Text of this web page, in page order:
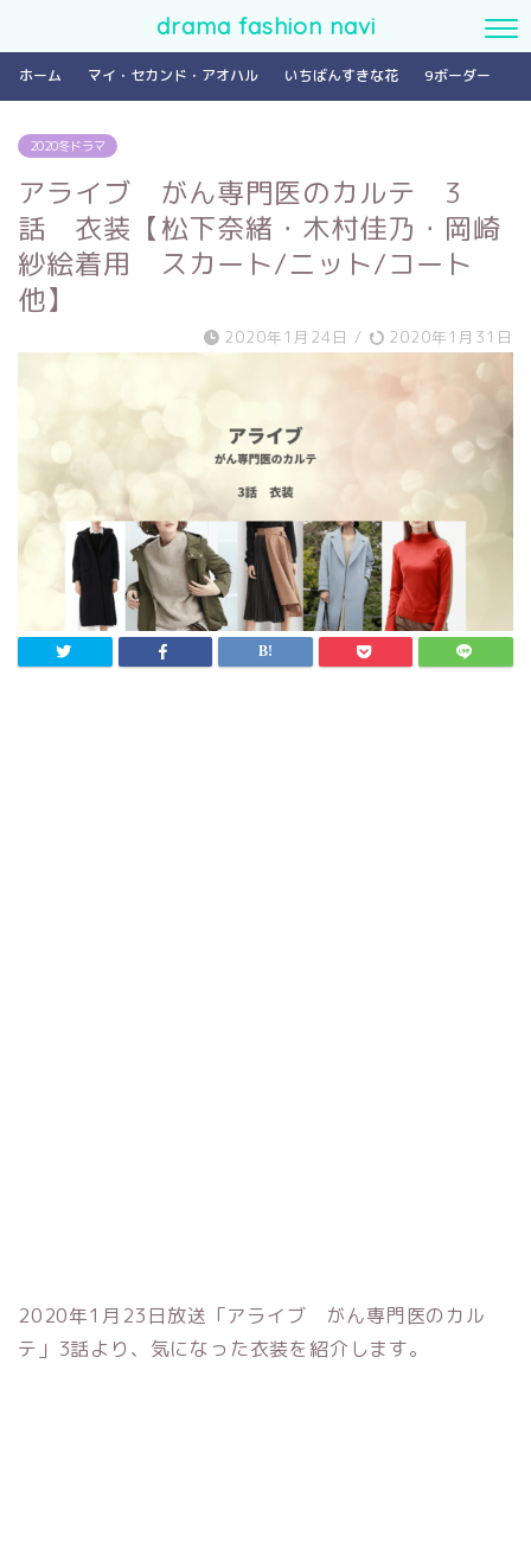
drama fashion navi
ホーム マイ・セカンド・アオハル いちばんすきな花 9ボーダー
2020冬ドラマ
アライブ がん専門医のカルテ 3
話 衣装【松下奈緒・木村佳乃・岡崎
紗絵着用 スカート/ニット/コート
他】
2020年1月24日 / 2020年1月31日
2020年1月23日放送「アライブ がん専門医のカル
テ」3話より、気になった衣装を紹介します。